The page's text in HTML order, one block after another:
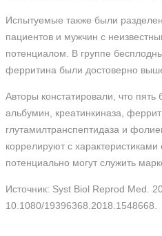
Испытуемые также были
пациентов и мужчин с
потенциалом. В группе
ферритина были достоверно
Авторы констатировали, что
альбумин, креатинкиназа,
глутамилтранспептидаза и
коррелируют с
потенциально могут служить
Источник: Syst Biol Reprod Med.
10.1080/19396368.2018.1548668.